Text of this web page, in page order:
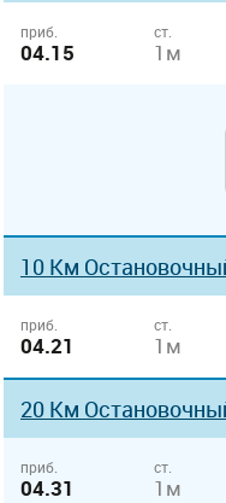
приб.
04.15
ст.
1м
10 Км
приб.
04.21
ст.
1м
20 Км
приб.
04.31
ст.
1м